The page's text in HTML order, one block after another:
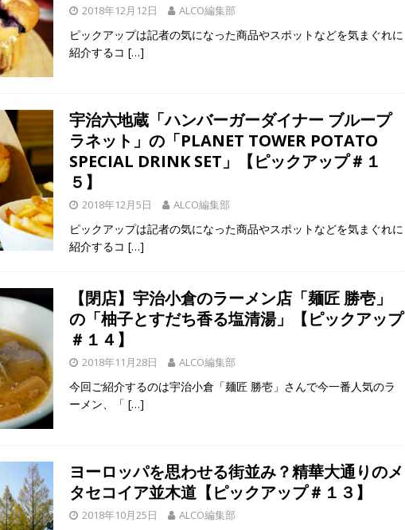
2018年12月12日 ALCO編集部
ピックアップは記者の気になった商品やスポットなどを気まぐれに
紹介するコ […]
宇治六地蔵「ハンバーガーダイナー ブループ
ラネット」の「PLANET TOWER POTATO
SPECIAL DRINK SET」【ピックアップ＃１
５】
2018年12月5日 ALCO編集部
ピックアップは記者の気になった商品やスポットなどを気まぐれに
紹介するコ […]
【閉店】宇治小倉のラーメン店「麺匠 勝壱」
の「柚子とすだち香る塩清湯」【ピックアップ
＃１４】
2018年11月28日 ALCO編集部
今回ご紹介するのは宇治小倉「麺匠 勝壱」さんで今一番人気のラ
ーメン、「 […]
ヨーロッパを思わせる街並み？精華大通りのメ
タセコイア並木道【ピックアップ＃１３】
2018年10月25日 ALCO編集部